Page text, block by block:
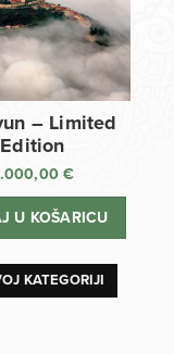
– Limited
Edition
€
U KOŠARICU
KATEGORIJI